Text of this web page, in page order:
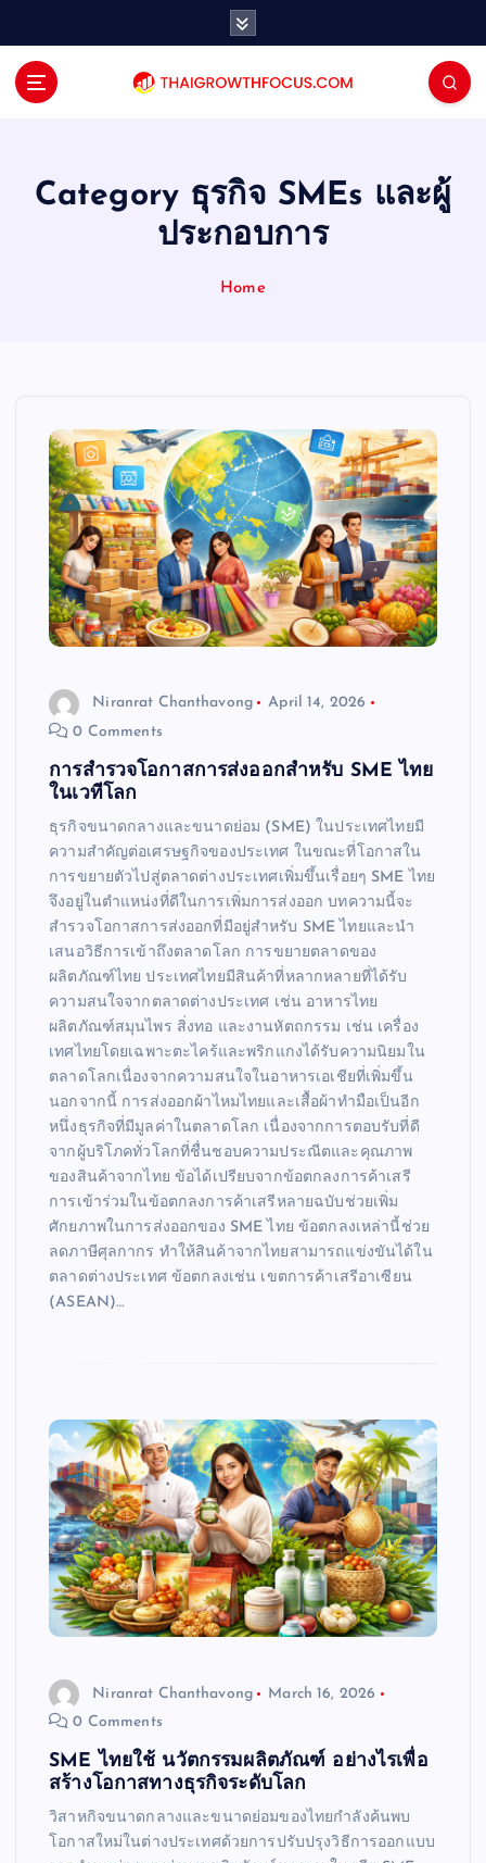
Category ธุรกิจ SMEs และผู้
ประกอบการ
Home
Niranrat Chanthavong
April 14, 2026
0 Comments
การสำรวจโอกาสการส่งออกสำหรับ SME ไทย
ในเวทีโลก
ธุรกิจขนาดกลางและขนาดย่อม (SME) ในประเทศไทยมี
ความสำคัญต่อเศรษฐกิจของประเทศ ในขณะที่โอกาสใน
การขยายตัวไปสู่ตลาดต่างประเทศเพิ่มขึ้นเรื่อยๆ SME ไทย
จึงอยู่ในตำแหน่งที่ดีในการเพิ่มการส่งออก บทความนี้จะ
สำรวจโอกาสการส่งออกที่มีอยู่สำหรับ SME ไทยและนำ
เสนอวิธีการเข้าถึงตลาดโลก การขยายตลาดของ
ผลิตภัณฑ์ไทย ประเทศไทยมีสินค้าที่หลากหลายที่ได้รับ
ความสนใจจากตลาดต่างประเทศ เช่น อาหารไทย
ผลิตภัณฑ์สมุนไพร สิ่งทอ และงานหัตถกรรม เช่น เครื่อง
เทศไทยโดยเฉพาะตะไคร้และพริกแกงได้รับความนิยมใน
ตลาดโลกเนื่องจากความสนใจในอาหารเอเชียที่เพิ่มขึ้น
นอกจากนี้ การส่งออกผ้าไหมไทยและเสื้อผ้าทำมือเป็นอีก
หนึ่งธุรกิจที่มีมูลค่าในตลาดโลก เนื่องจากการตอบรับที่ดี
จากผู้บริโภคทั่วโลกที่ชื่นชอบความประณีตและคุณภาพ
ของสินค้าจากไทย ข้อได้เปรียบจากข้อตกลงการค้าเสรี
การเข้าร่วมในข้อตกลงการค้าเสรีหลายฉบับช่วยเพิ่ม
ศักยภาพในการส่งออกของ SME ไทย ข้อตกลงเหล่านี้ช่วย
ลดภาษีศุลกากร ทำให้สินค้าจากไทยสามารถแข่งขันได้ใน
ตลาดต่างประเทศ ข้อตกลงเช่น เขตการค้าเสรีอาเซียน
(ASEAN)…
Niranrat Chanthavong
March 16, 2026
0 Comments
SME ไทยใช้ นวัตกรรมผลิตภัณฑ์ อย่างไรเพื่อ
สร้างโอกาสทางธุรกิจระดับโลก
วิสาหกิจขนาดกลางและขนาดย่อมของไทยกำลังค้นพบ
โอกาสใหม่ในต่างประเทศด้วยการปรับปรุงวิธีการออกแบบ